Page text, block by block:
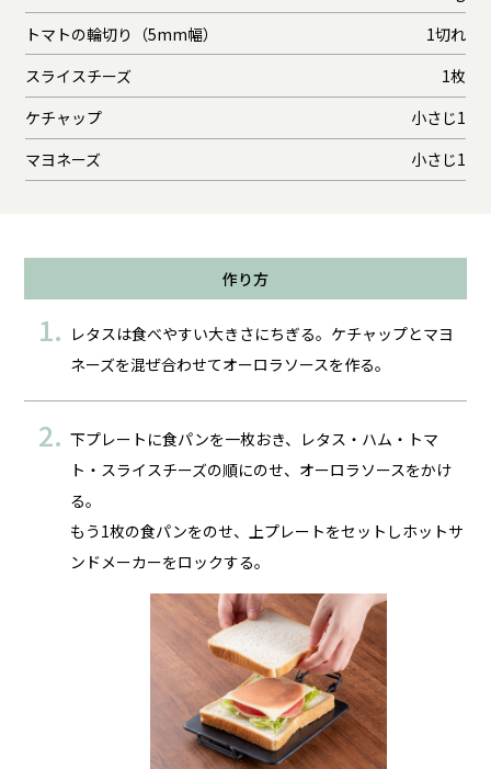
トマトの輪切り（5mm幅）
1切れ
スライスチーズ
1枚
ケチャップ
小さじ1
マヨネーズ
小さじ1
作り方
レタスは食べやすい大きさにちぎる。ケチャップとマヨ
ネーズを混ぜ合わせてオーロラソースを作る。
下プレートに食パンを一枚おき、レタス・ハム・トマ
ト・スライスチーズの順にのせ、オーロラソースをかけ
る。
もう1枚の食パンをのせ、上プレートをセットしホットサ
ンドメーカーをロックする。